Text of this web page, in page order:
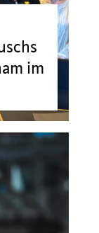
im